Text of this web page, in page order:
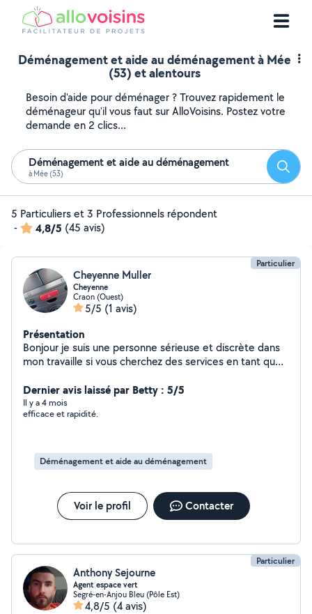
Déménagement et aide au déménagement à Mée
(53) et alentours
Besoin d'aide pour déménager ? Trouvez rapidement le
déménageur qu'il vous faut sur AlloVoisins. Postez votre
demande en 2 clics...
Déménagement et aide au déménagement
à Mée (53)
5 Particuliers et 3 Professionnels répondent
-
4,8/5 (45 avis)
Particulier
Cheyenne Muller
Cheyenne
Craon (Ouest)
5/5 (1 avis)
Présentation
Bonjour je suis une personne sérieuse et discrète dans
mon travaille si vous cherchez des services en tant que
hésitez pas à me contacter. Et ayant le permis depuis 8
ans je peut faire des trajet pour ramenez des personnes
a un endroit a un autre le prix je vois par apport a mes
54-74-22-79 Quand vous avez pas de réponse de ma
part car je ne peut que répondre 4 fois par mois sur
Dernier avis laissé par Betty : 5/5
Il y a 4 mois
efficace et rapidité.
Déménagement et aide au déménagement
Voir le profil Contacter
Particulier
Anthony Sejourne
Agent espace vert
Segré-en-Anjou Bleu (Pôle Est)
4,8/5 (4 avis)